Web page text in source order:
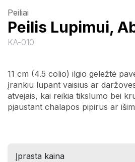
Peiliai
Peilis Lupimui,
KA-010
11 cm (4.5 colio) ilgio geležtė
įrankiu lupant vaisius ar
atvejais, kai reikia tikslumo bei
pjaustant chalapos pipirus ar
Įprasta kaina